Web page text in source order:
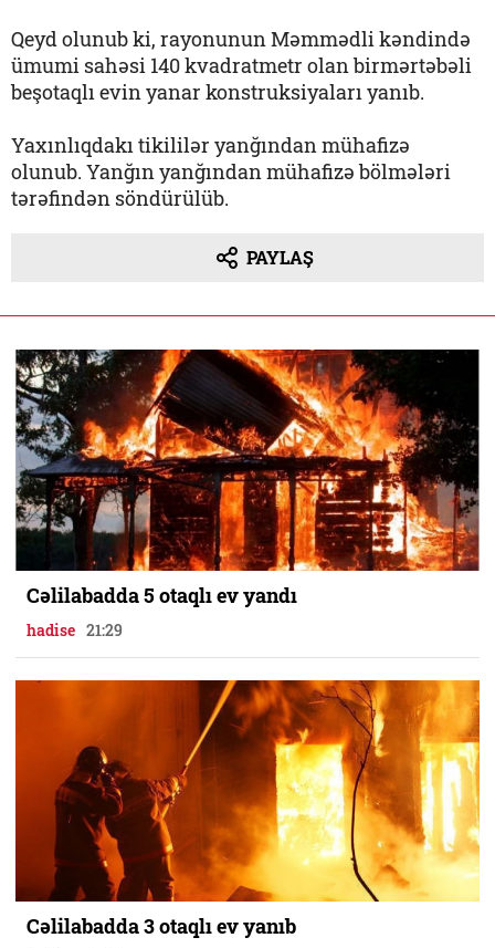
Qeyd olunub ki, rayonunun Məmmədli kəndində
ümumi sahəsi 140 kvadratmetr olan birmərtəbəli
beşotaqlı evin yanar konstruksiyaları yanıb.
Yaxınlıqdakı tikililər yanğından mühafizə
olunub. Yanğın yanğından mühafizə bölmələri
tərəfindən söndürülüb.
PAYLAŞ
Cəlilabadda 5 otaqlı ev yandı
hadise 21:29
Cəlilabadda 3 otaqlı ev yanıb